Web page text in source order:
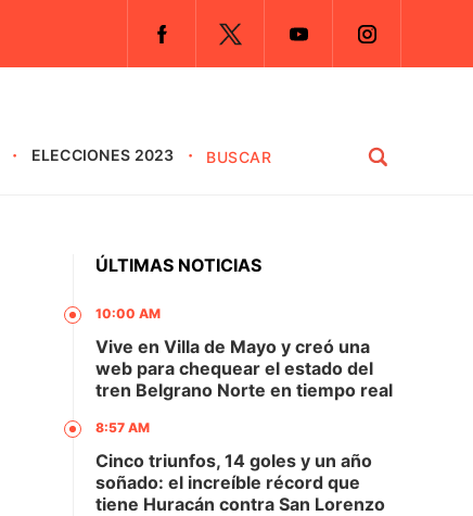
ELECCIONES 2023
ÚLTIMAS NOTICIAS
10:00 AM
Vive en Villa de Mayo y creó una
web para chequear el estado del
tren Belgrano Norte en tiempo real
8:57 AM
Cinco triunfos, 14 goles y un año
soñado: el increíble récord que
tiene Huracán contra San Lorenzo